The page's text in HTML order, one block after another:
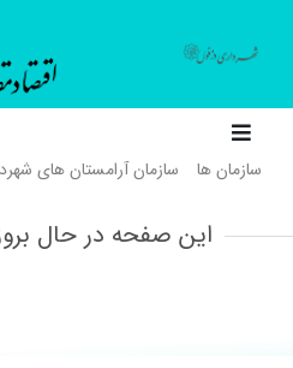
سازمان ها
سازمان آرامستان های
این صفحه در حال